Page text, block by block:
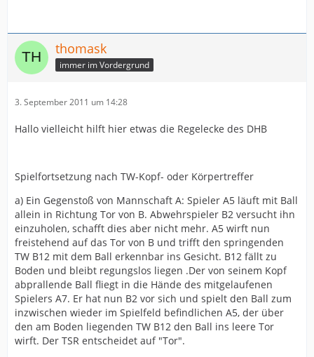
thomask
immer im Vordergrund
3. September 2011 um 14:28
Hallo vielleicht hilft hier etwas die Regelecke des DHB
Spielfortsetzung nach TW-Kopf- oder Körpertreffer
a) Ein Gegenstoß von Mannschaft A: Spieler A5 läuft mit Ball
allein in Richtung Tor von B. Abwehrspieler B2 versucht ihn
einzuholen, schafft dies aber nicht mehr. A5 wirft nun
freistehend auf das Tor von B und trifft den springenden
TW B12 mit dem Ball erkennbar ins Gesicht. B12 fällt zu
Boden und bleibt regungslos liegen .Der von seinem Kopf
abprallende Ball fliegt in die Hände des mitgelaufenen
Spielers A7. Er hat nun B2 vor sich und spielt den Ball zum
inzwischen wieder im Spielfeld befindlichen A5, der über
den am Boden liegenden TW B12 den Ball ins leere Tor
wirft. Der TSR entscheidet auf "Tor".